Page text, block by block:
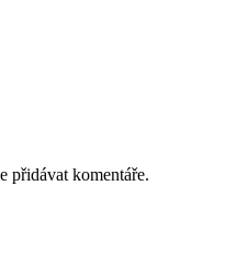
přidávat komentáře.